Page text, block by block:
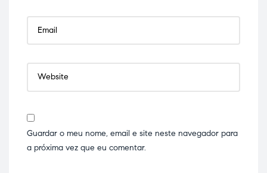
Guardar o meu nome, email e site neste navegador para
a próxima vez que eu comentar.